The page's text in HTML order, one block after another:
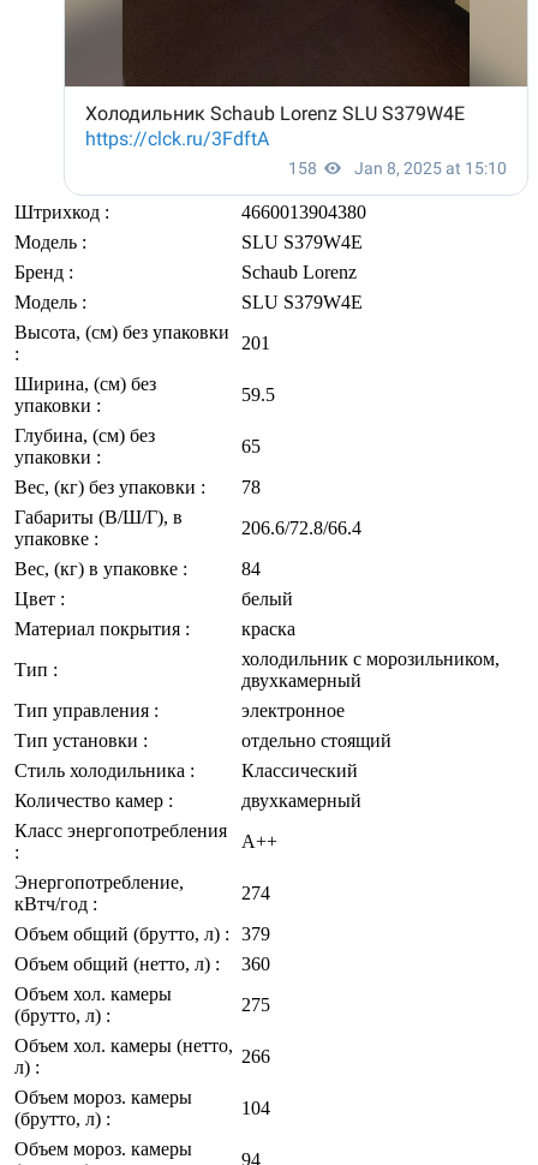
Штрихкод :
4660013904380
Модель :
SLU S379W4E
Бренд :
Schaub Lorenz
Модель :
SLU S379W4E
Высота, (см) без упаковки
:
201
Ширина, (см) без
упаковки :
59.5
Глубина, (см) без
упаковки :
65
Вес, (кг) без упаковки :
78
Габариты (В/Ш/Г), в
упаковке :
206.6/72.8/66.4
Вес, (кг) в упаковке :
84
Цвет :
белый
Материал покрытия :
краска
Тип :
холодильник с морозильником,
двухкамерный
Тип управления :
электронное
Тип установки :
отдельно стоящий
Стиль холодильника :
Классический
Количество камер :
двухкамерный
Класс энергопотребления
:
A++
Энергопотребление,
кВтч/год :
274
Объем общий (брутто, л) :
379
Объем общий (нетто, л) :
360
Объем хол. камеры
(брутто, л) :
275
Объем хол. камеры (нетто,
л) :
266
Объем мороз. камеры
(брутто, л) :
104
Объем мороз. камеры
94